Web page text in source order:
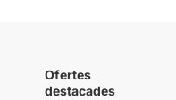
Ofertes
destacades